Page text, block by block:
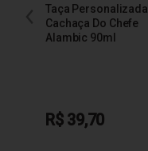
Taça Personalizada
Cachaça Do Chefe
Alambic 90ml
R$ 39,70